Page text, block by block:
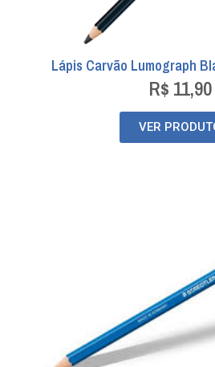
Lápis Carvão Lumograph
R$ 11,90
VER